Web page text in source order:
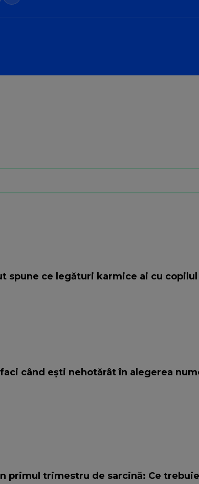
spune ce legături karmice ai cu
când ești nehotărât în alegerea
primul trimestru de sarcină: Ce